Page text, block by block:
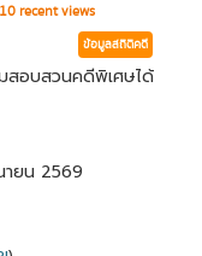
10 recent views
ข้อมูลสถิติคดี
สอบสวนคดีพิเศษได้
ยน 2569